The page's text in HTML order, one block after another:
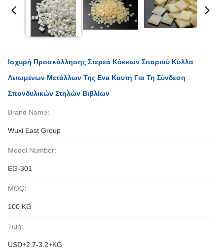
Ισχυρή Προσκόλλησης Στερεά Κόκκων Σιταριού Κόλλα
Λειωμένων Μετάλλων Της Eva Καυτή Για Τη Σύνδεση
Σπονδυλικών Στηλών Βιβλίων
Brand Name:
Wuxi East Group
Model Number:
EG-301
MOQ:
100 KG
Τιμή:
USD+2.7-3.2+KG